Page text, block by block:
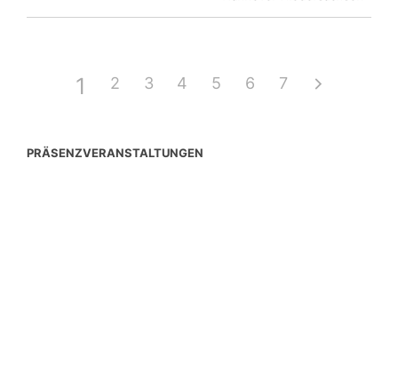
1 2 3 4 5 6 7
PRÄSENZVERANSTALTUNGEN